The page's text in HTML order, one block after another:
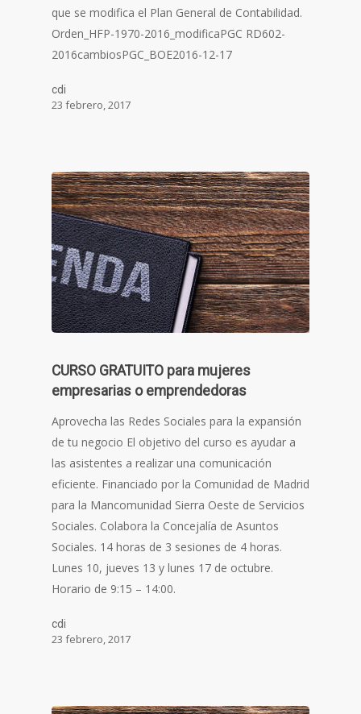
que se modifica el Plan General de Contabilidad.
Orden_HFP-1970-2016_modificaPGC RD602-
2016cambiosPGC_BOE2016-12-17
cdi
23 febrero, 2017
CURSO GRATUITO para mujeres
empresarias o emprendedoras
Aprovecha las Redes Sociales para la expansión
de tu negocio El objetivo del curso es ayudar a
las asistentes a realizar una comunicación
eficiente. Financiado por la Comunidad de Madrid
para la Mancomunidad Sierra Oeste de Servicios
Sociales. Colabora la Concejalía de Asuntos
Sociales. 14 horas de 3 sesiones de 4 horas.
Lunes 10, jueves 13 y lunes 17 de octubre.
Horario de 9:15 – 14:00.
cdi
23 febrero, 2017